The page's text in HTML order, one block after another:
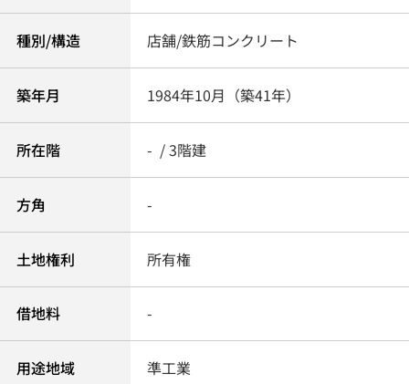
種別/構造 店舗/鉄筋コンクリート
築年月 1984年10月（築41年）
所在階 - / 3階建
方角 -
土地権利 所有権
借地料 -
用途地域 準工業